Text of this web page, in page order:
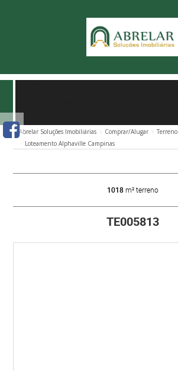
Abrelar Soluções Imobiliárias Comprar/Alugar Terreno
Loteamento Alphaville Campinas
1018m² terreno
TE005813